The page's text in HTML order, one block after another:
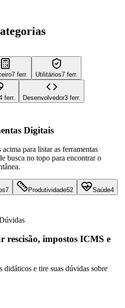
7 ferr. Utilitários7 ferr.
ferr. Desenvolvedor3 ferr.
Digitais
para listar as ferramentas
busca no topo para encontrar o
7 Produtividade52 Saúde4
rescisão, impostos ICMS e
didáticos e tire suas dúvidas sobre